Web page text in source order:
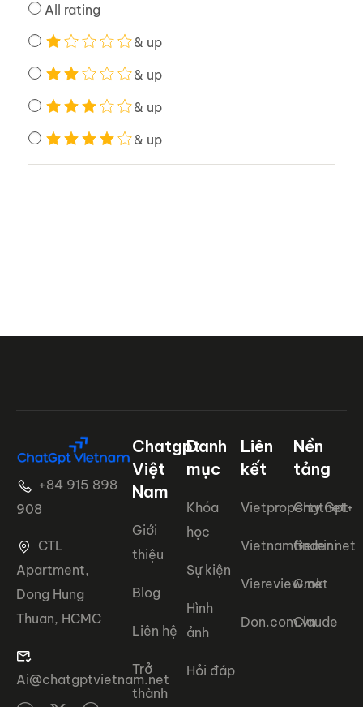
All rating
& up
& up
& up
& up
+84 915 898
908
CTL
Apartment,
Dong Hung
Thuan, HCMC
Ai@chatgptvietnam.net
Chatgpt
Việt
Nam
Giới
thiệu
Blog
Liên hệ
Trở
thành
Danh
mục
Khóa
học
Sự kiện
Hình
ảnh
Hỏi đáp
Liên
kết
Vietproperty.net+
Vietnamfinder.net
Viereview.net
Don.com.vn
Nền
tảng
ChatGpt
Gemini
Grok
Claude